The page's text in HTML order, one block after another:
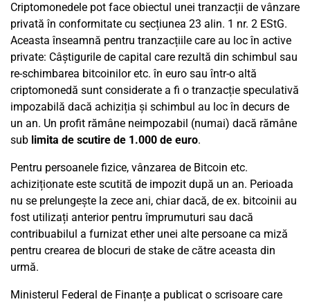
Criptomonedele pot face obiectul unei tranzacții de vânzare
privată în conformitate cu secțiunea 23 alin. 1 nr. 2 EStG.
Aceasta înseamnă pentru tranzacțiile care au loc în active
private: Câștigurile de capital care rezultă din schimbul sau
re-schimbarea bitcoinilor etc. în euro sau într-o altă
criptomonedă sunt considerate a fi o tranzacție speculativă
impozabilă dacă achiziția și schimbul au loc în decurs de
un an. Un profit rămâne neimpozabil (numai) dacă rămâne
sub limita de scutire de 1.000 de euro.
Pentru persoanele fizice, vânzarea de Bitcoin etc.
achiziționate este scutită de impozit după un an. Perioada
nu se prelungește la zece ani, chiar dacă, de ex. bitcoinii au
fost utilizați anterior pentru împrumuturi sau dacă
contribuabilul a furnizat ether unei alte persoane ca miză
pentru crearea de blocuri de stake de către aceasta din
urmă.
Ministerul Federal de Finanțe a publicat o scrisoare care